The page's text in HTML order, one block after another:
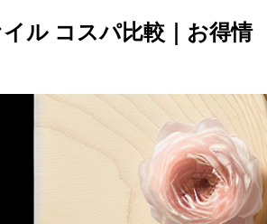
ル コスパ比較｜お得情